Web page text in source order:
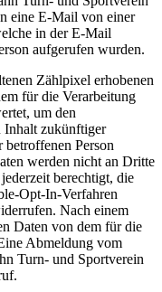
eine E-Mail von einer
in der E-Mail
aufgerufen wurden.
Zählpixel erhobenen
für die Verarbeitung
um den
Inhalt zukünftiger
betroffenen Person
werden nicht an Dritte
berechtigt, die
Opt-In-Verfahren
Nach einem
Daten von dem für die
Abmeldung vom
Turn- und Sportverein